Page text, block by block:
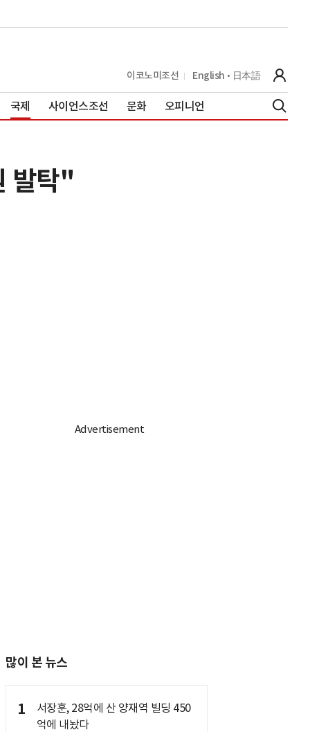
이코노미조선 English 日本語
국제 사이언스조선 문화 오피니언
발탁"
많이 본 뉴스
1
서장훈, 28억에 산 양재역 빌딩 450
억에 내놨다